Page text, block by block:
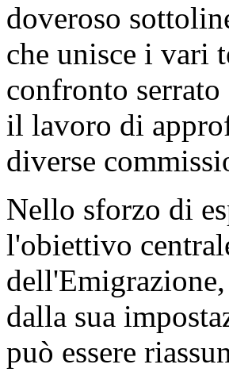
doveroso
che unisce i vari
confronto
il lavoro di
diverse
Nello sforzo di
l'obiettivo
dalla sua
può essere